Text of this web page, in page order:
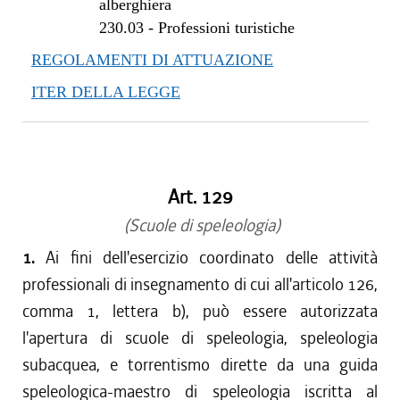
dal 11/04/2013 al 23/10/2013
dal 01/01/2013 al 10/04/2013
dal 29/12/2012 al 31/12/2012
dal 17/08/2012 al 14/11/2012
dal 28/07/2012 al 16/08/2012
dal 25/08/2011 al 31/12/2011
dal 01/01/2011 al 24/08/2011
dal 28/10/2010 al 31/12/2010
dal 13/08/2010 al 27/08/2010
dal 22/07/2010 al 12/08/2010
dal 13/05/2010 al 21/07/2010
dal 04/03/2010 al 12/05/2010
dal 01/01/2010 al 03/03/2010
alberghiera
230.03- Professioni turistiche
REGOLAMENTI DI ATTUAZIONE
ITER DELLA LEGGE
Art. 129
(Scuole di speleologia)
1. Ai fini dell'esercizio coordinato delle attività
professionali di insegnamento di cui all'articolo 126,
comma 1, lettera b), può essere autorizzata
l'apertura di scuole di speleologia, speleologia
subacquea, e torrentismo dirette da una guida
speleologica-maestro di speleologia iscritta al